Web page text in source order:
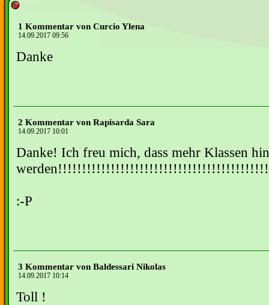
1 Kommentar von Curcio Ylena
14.09.2017 09:56
Danke
2 Kommentar von Rapisarda Sara
14.09.2017 10:01
Danke! Ich freu mich, dass mehr Klassen
:-P
3 Kommentar von Baldessari Nikolas
14.09.2017 10:14
Toll !